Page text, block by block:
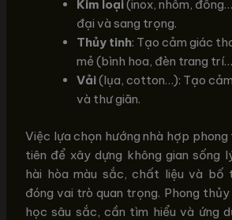
Kim loại(inox, nhôm,
đại và sang trọng.
Thủy tinh: Tạo cảm giác
mẻ (bình hoa, đèn trang
Vải(lụa, cotton…): Tạo
và thư giãn.
Việc lựa chọn hướng nhà hợp
tiên để xây dựng không gian sống
hài hòa màu sắc, chất liệu và
đóng vai trò quan trọng. Phong
học sâu sắc, cần tìm hiểu và ứng